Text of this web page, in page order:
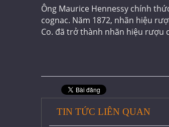
Ông Maurice Hennessy chính
cognac. Năm 1872, nhãn hiệu
Co. đã trở thành nhãn hiệu rượu
TIN TỨC LIÊN QUAN